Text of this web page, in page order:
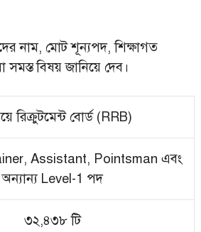
নাম, মোট শূন্যপদ, শিক্ষাগত
বিষয় জানিয়ে দেব।
রিক্রুটমেন্ট বোর্ড (RRB)
Assistant, Pointsman এবং
অন্যান্য Level-1 পদ
৩২,৪৩৮ টি